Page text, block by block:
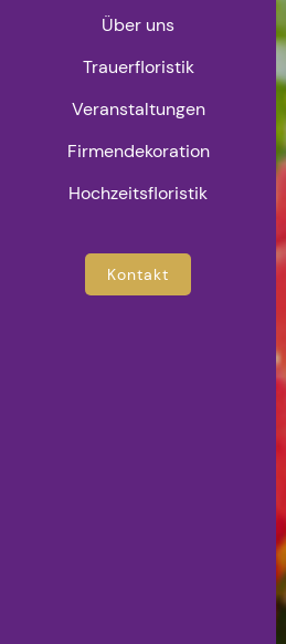
Über uns
Trauerfloristik
Veranstaltungen
Firmendekoration
Hochzeitsfloristik
Kontakt